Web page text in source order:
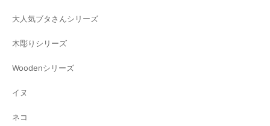
大人気ブタさんシリーズ
木彫りシリーズ
Woodenシリーズ
イヌ
ネコ